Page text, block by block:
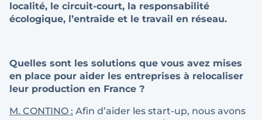
localité, le circuit-court, la responsabilité
écologique, l’entraide et le travail en réseau.
Quelles sont les solutions que vous avez mises
en place pour aider les entreprises à relocaliser
leur production en France ?
M. CONTINO : Afin d’aider les start-up, nous avons